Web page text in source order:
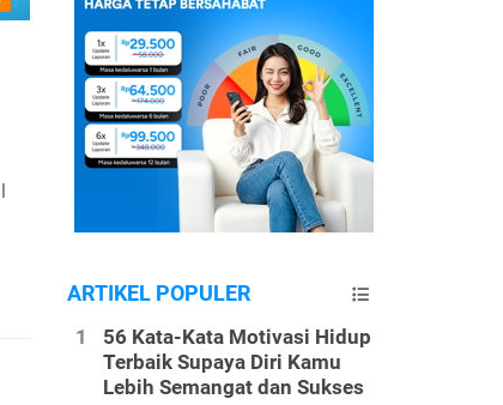
ARTIKEL POPULER
56 Kata-Kata Motivasi Hidup
Terbaik Supaya Diri Kamu
Lebih Semangat dan Sukses